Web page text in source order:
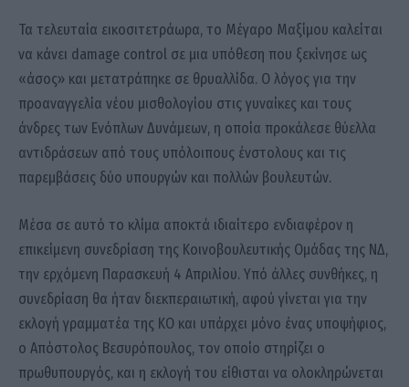
Τα τελευταία εικοσιτετράωρα, το Μέγαρο Μαξίμου καλείται
να κάνει damage control σε μια υπόθεση που ξεκίνησε ως
«άσος» και μετατράπηκε σε θρυαλλίδα. Ο λόγος για την
προαναγγελία νέου μισθολογίου στις γυναίκες και τους
άνδρες των Ενόπλων Δυνάμεων, η οποία προκάλεσε θύελλα
αντιδράσεων από τους υπόλοιπους ένστολους και τις
παρεμβάσεις δύο υπουργών και πολλών βουλευτών.
Μέσα σε αυτό το κλίμα αποκτά ιδιαίτερο ενδιαφέρον η
επικείμενη συνεδρίαση της Κοινοβουλευτικής Ομάδας της ΝΔ,
την ερχόμενη Παρασκευή 4 Απριλίου. Υπό άλλες συνθήκες, η
συνεδρίαση θα ήταν διεκπεραιωτική, αφού γίνεται για την
εκλογή γραμματέα της ΚΟ και υπάρχει μόνο ένας υποψήφιος,
ο Απόστολος Βεσυρόπουλος, τον οποίο στηρίζει ο
πρωθυπουργός, και η εκλογή του είθισται να ολοκληρώνεται